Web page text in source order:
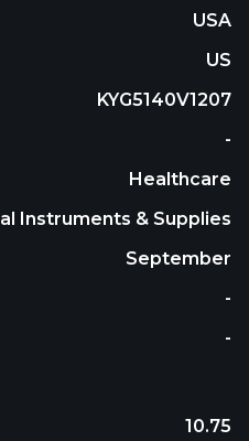
China. Jin Medical
USA
US
KYG5140V1207
-
Healthcare
Instruments & Supplies
September
-
-
10.75